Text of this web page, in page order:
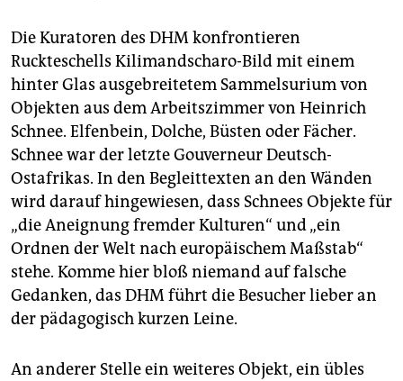
Die Kuratoren des DHM konfrontieren
Ruckteschells Kilimandscharo-Bild mit einem
hinter Glas ausgebreitetem Sammelsurium von
Objekten aus dem Arbeitszimmer von Heinrich
Schnee. Elfenbein, Dolche, Büsten oder Fächer.
Schnee war der letzte Gouverneur Deutsch-
Ostafrikas. In den Begleittexten an den Wänden
wird darauf hingewiesen, dass Schnees Objekte für
„die Aneignung fremder Kulturen“ und „ein
Ordnen der Welt nach europäischem Maßstab“
stehe. Komme hier bloß niemand auf falsche
Gedanken, das DHM führt die Besucher lieber an
der pädagogisch kurzen Leine.
An anderer Stelle ein weiteres Objekt, ein übles